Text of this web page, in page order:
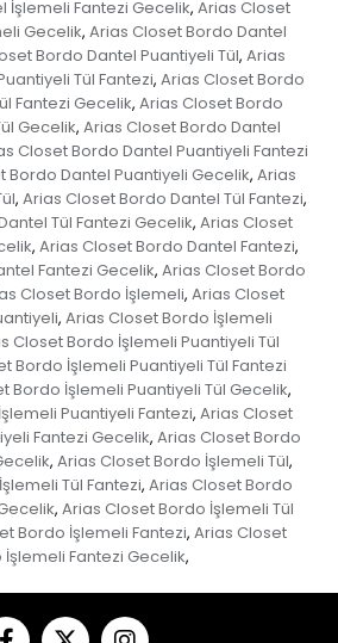
İşlemeli Fantezi Gecelik, Arias Closet
Gecelik, Arias Closet Bordo Dantel
Bordo Dantel Puantiyeli Tül, Arias
Tül Fantezi, Arias Closet Bordo
Fantezi Gecelik, Arias Closet Bordo
Gecelik, Arias Closet Bordo Dantel
Closet Bordo Dantel Puantiyeli Fantezi
Bordo Dantel Puantiyeli Gecelik, Arias
, Arias Closet Bordo Dantel Tül Fantezi,
Tül Fantezi Gecelik, Arias Closet
, Arias Closet Bordo Dantel Fantezi,
Fantezi Gecelik, Arias Closet Bordo
Closet Bordo İşlemeli, Arias Closet
, Arias Closet Bordo İşlemeli
Closet Bordo İşlemeli Puantiyeli Tül
Bordo İşlemeli Puantiyeli Tül Fantezi
Bordo İşlemeli Puantiyeli Tül Gecelik,
Puantiyeli Fantezi, Arias Closet
Fantezi Gecelik, Arias Closet Bordo
, Arias Closet Bordo İşlemeli Tül,
Tül Fantezi, Arias Closet Bordo
, Arias Closet Bordo İşlemeli Tül
Bordo İşlemeli Fantezi, Arias Closet
İşlemeli Fantezi Gecelik,